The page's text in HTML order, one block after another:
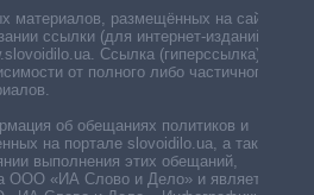
материалов, размещённых на сайте,
ссылки (для интернет-изданий —
Ссылка (гиперссылка)
от полного либо частичного
об обещаниях политиков и
на портале slovoidilo.ua, а также
выполнения этих обещаний,
ООО «ИА Слово и Дело» и является